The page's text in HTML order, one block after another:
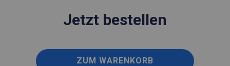
Jetzt bestellen
ZUM WARENKORB